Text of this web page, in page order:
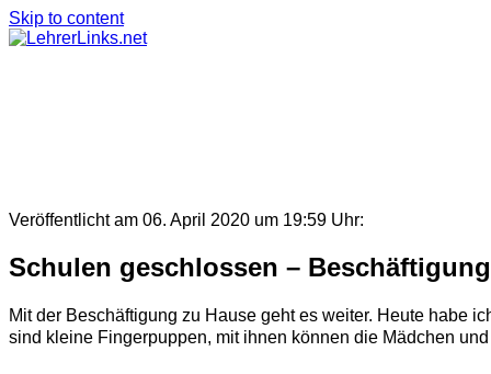
Skip to content
Veröffentlicht am 06. April 2020 um 19:59 Uhr:
Schulen geschlossen –
Mit der Beschäftigung zu Hause geht es weiter. Heute habe
sind kleine Fingerpuppen, mit ihnen können die Mädchen